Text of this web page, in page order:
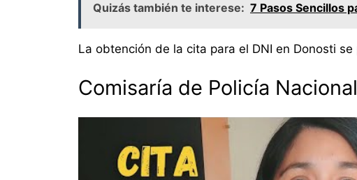
Quizás también te interese: 7 Pasos Sencillos
La obtención de la cita para el DNI en Donosti
Comisaría de Policía Nacional